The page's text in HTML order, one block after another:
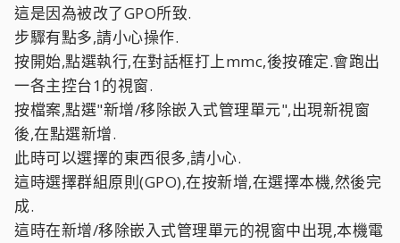
這是因為被改了GPO所致.
步驟有點多,請小心操作.
按開始,點選執行,在對話框打上mmc,後按確定.會跑出
一各主控台1的視窗.
按檔案,點選"新增/移除嵌入式管理單元",出現新視窗
後,在點選新增.
此時可以選擇的東西很多,請小心.
這時選擇群組原則(GPO),在按新增,在選擇本機,然後完
成.
這時在新增/移除嵌入式管理單元的視窗中出現,本機電